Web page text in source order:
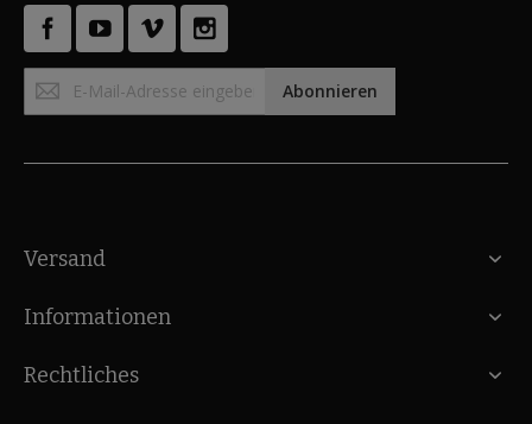
zum
Abonnieren
Versand
Informationen
Rechtliches